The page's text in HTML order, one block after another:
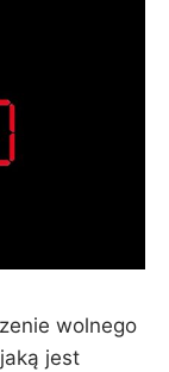
wolnego
jest